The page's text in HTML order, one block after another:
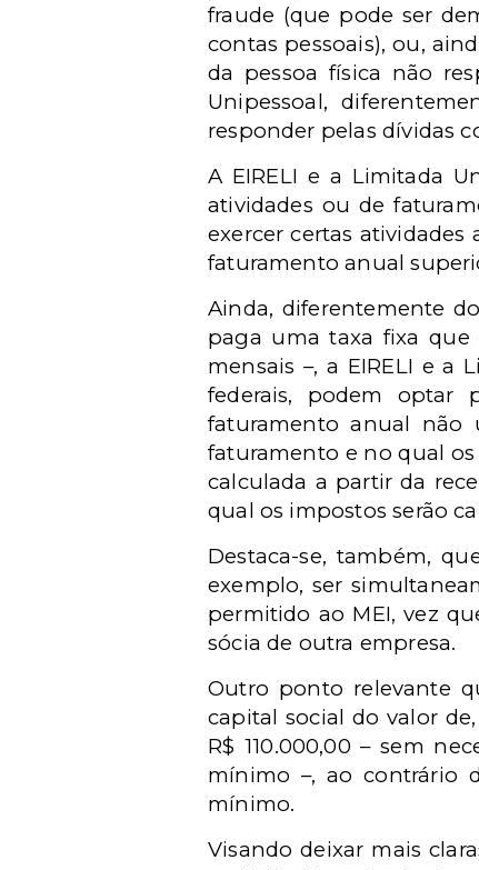
fraude (que pode ser
contas pessoais), ou,
da pessoa física não
Unipessoal,
responder pelas dívidas
A EIRELI e a Limitada
atividades ou de
exercer certas
faturamento anual
Ainda, diferentemente
paga uma taxa fixa que
mensais –, a EIRELI e a
federais, podem optar
faturamento anual não
faturamento e no qual
calculada a partir da
qual os impostos serão
Destaca-se, também,
exemplo, ser
permitido ao MEI, vez
sócia de outra empresa.
Outro ponto relevante
capital social do valor
R$ 110.000,00 – sem
mínimo –, ao contrário
mínimo.
Visando deixar mais